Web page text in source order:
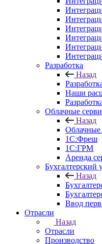
Разработка
Назад
Наши
Облачные
Назад
Облачные
1С:Фреш
1С:ГРМ
Аренда
Бухгалтерский
Назад
Ввод
Отрасли
Назад
Отрасли
Производство